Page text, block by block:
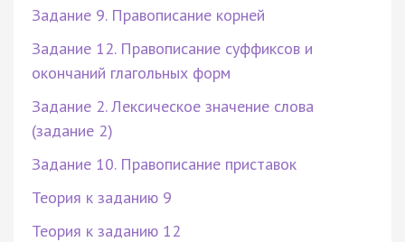
Задание 9. Правописание корней
Задание 12. Правописание суффиксов и
окончаний глагольных форм
Задание 2. Лексическое значение слова
(задание 2)
Задание 10. Правописание приставок
Теория к заданию 9
Теория к заданию 12